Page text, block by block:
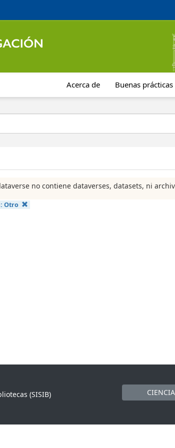
Acerca de Buenas prácticas
no contiene dataverses, datasets, ni
Otro
(SISIB)